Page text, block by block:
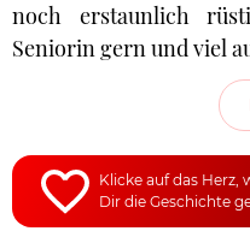
noch erstaunlich
Seniorin gern und viel
Klicke auf das Herz,
Dir die Geschichte